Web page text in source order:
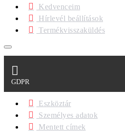
Kedvenceim
Hírlevél beállítások
Termékvisszaküldés
GDPR
Eszköztár
Személyes adatok
Mentett címek